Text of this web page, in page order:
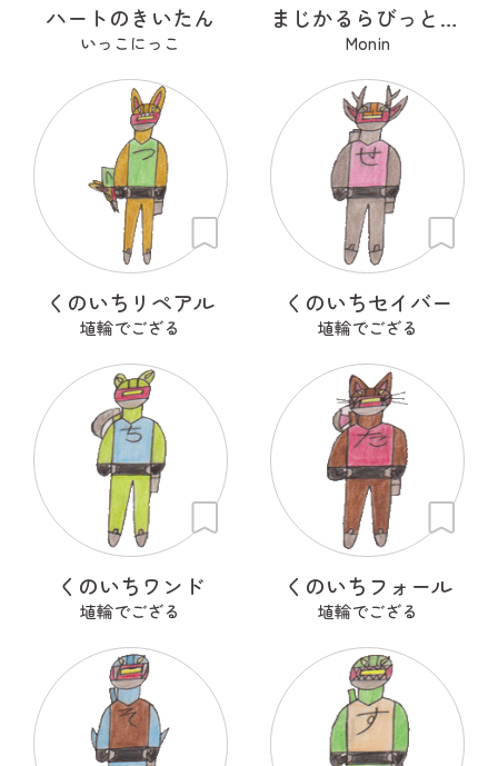
ハートのきいたん
いっこにっこ
まじかるらびっと ミカ
Monin
くのいちリペアル
埴輪でござる
くのいちセイバー
埴輪でござる
くのいちワンド
埴輪でござる
くのいちフォール
埴輪でござる